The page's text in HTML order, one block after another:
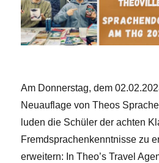
Am Donnerstag, dem
Neuauflage von Theos
luden die Schüler der achten
Fremdsprachenkenntnisse zu
erweitern: In Theo’s Travel